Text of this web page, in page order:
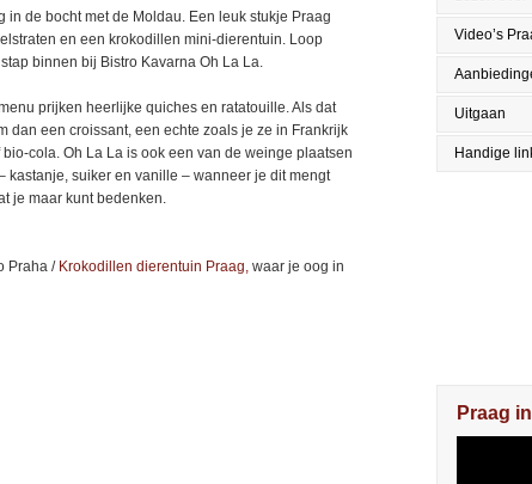
de bocht met de Moldau. Een leuk stukje Praag
en een krokodillen mini-dierentuin. Loop
binnen bij Bistro Kavarna Oh La La.
prijken heerlijke quiches en ratatouille. Als dat
dan een croissant, een echte zoals je ze in Frankrijk
cola. Oh La La is ook een van de weinge plaatsen
kastanje, suiker en vanille – wanneer je dit mengt
je maar kunt bedenken.
Praha / Krokodillen dierentuin Praag, waar je oog in
Video’s
Uitgaan
Handige
Praag